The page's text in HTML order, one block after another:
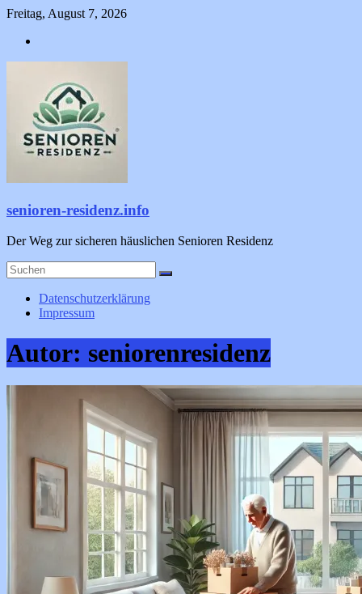
Zum
springen
Freitag, August 7, 2026
senioren-residenz.info
Der Weg zur sicheren häuslichen Senioren Residenz
Datenschutzerklärung
Impressum
Autor: seniorenresidenz